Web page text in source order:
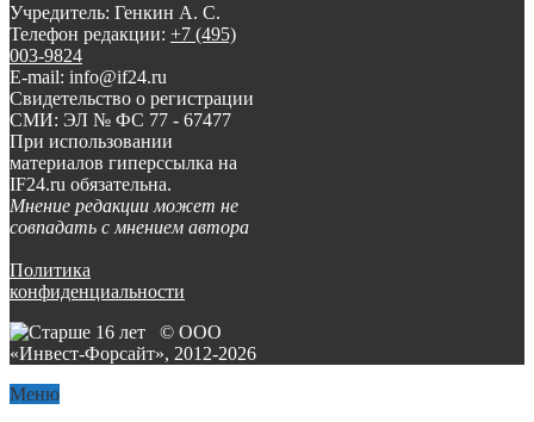
Учредитель: Генкин А. С.
Телефон редакции: +7 (495)
003-9824
E-mail: info@if24.ru
Свидетельство о регистрации
СМИ: ЭЛ № ФС 77 - 67477
При использовании
материалов гиперссылка на
IF24.ru обязательна.
Мнение редакции может не
совпадать с мнением автора
Политика
конфиденциальности
© ООО
«Инвест-Форсайт», 2012-2026
Меню